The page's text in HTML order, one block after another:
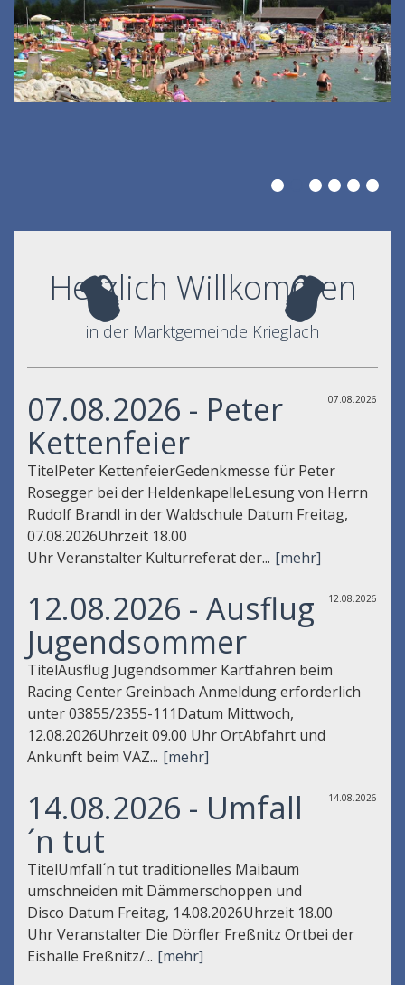
Herzlich Willkommen
in der Marktgemeinde Krieglach
07.08.2026
07.08.2026 - Peter
Kettenfeier
TitelPeter KettenfeierGedenkmesse für Peter
Rosegger bei der HeldenkapelleLesung von Herrn
Rudolf Brandl in der Waldschule Datum Freitag,
07.08.2026Uhrzeit 18.00
Uhr Veranstalter Kulturreferat der... [mehr]
12.08.2026
12.08.2026 - Ausflug
Jugendsommer
TitelAusflug Jugendsommer Kartfahren beim
Racing Center Greinbach Anmeldung erforderlich
unter 03855/2355-111Datum Mittwoch,
12.08.2026Uhrzeit 09.00 Uhr OrtAbfahrt und
Ankunft beim VAZ... [mehr]
14.08.2026
14.08.2026 - Umfall
´n tut
TitelUmfall´n tut traditionelles Maibaum
umschneiden mit Dämmerschoppen und
Disco Datum Freitag, 14.08.2026Uhrzeit 18.00
Uhr Veranstalter Die Dörfler Freßnitz Ortbei der
Eishalle Freßnitz/... [mehr]